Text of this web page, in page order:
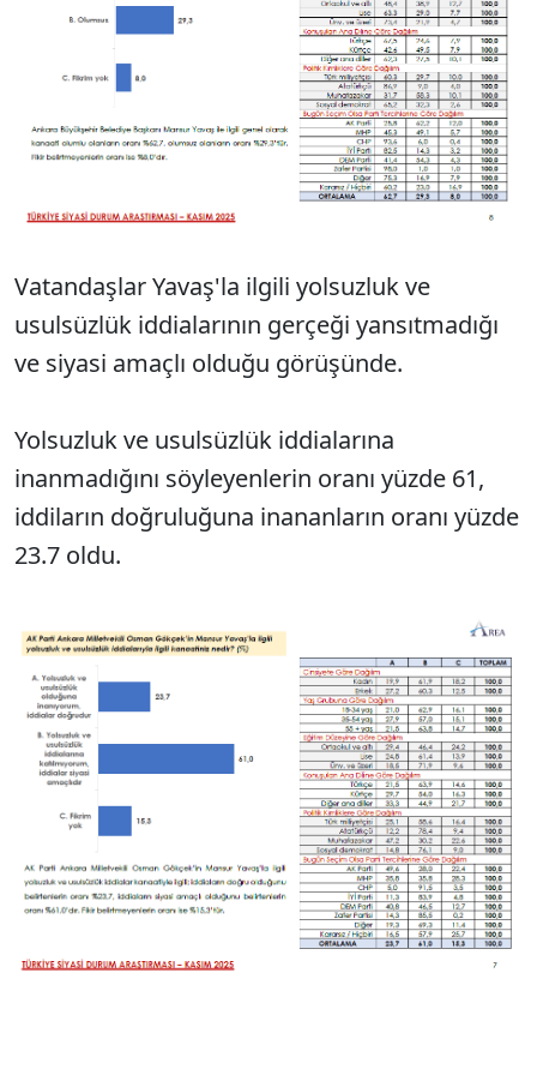
Vatandaşlar Yavaş'la ilgili yolsuzluk ve
usulsüzlük iddialarının gerçeği yansıtmadığı
ve siyasi amaçlı olduğu görüşünde.
Yolsuzluk ve usulsüzlük iddialarına
inanmadığını söyleyenlerin oranı yüzde 61,
iddiların doğruluğuna inananların oranı yüzde
23.7 oldu.